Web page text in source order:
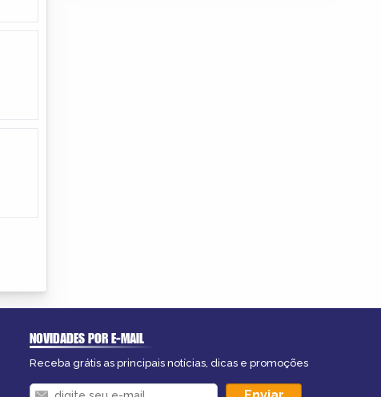
NOVIDADES POR E-MAIL
Receba grátis as principais notícias, dicas e promoções